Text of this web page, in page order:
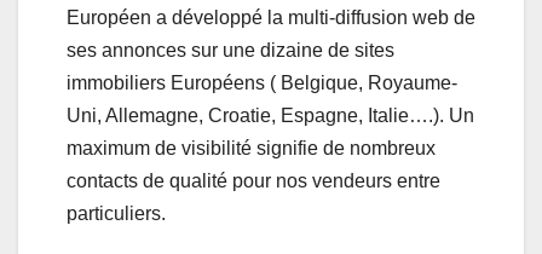
Européen a développé la multi-diffusion web de
ses annonces sur une dizaine de sites
immobiliers Européens ( Belgique, Royaume-
Uni, Allemagne, Croatie, Espagne, Italie….). Un
maximum de visibilité signifie de nombreux
contacts de qualité pour nos vendeurs entre
particuliers.